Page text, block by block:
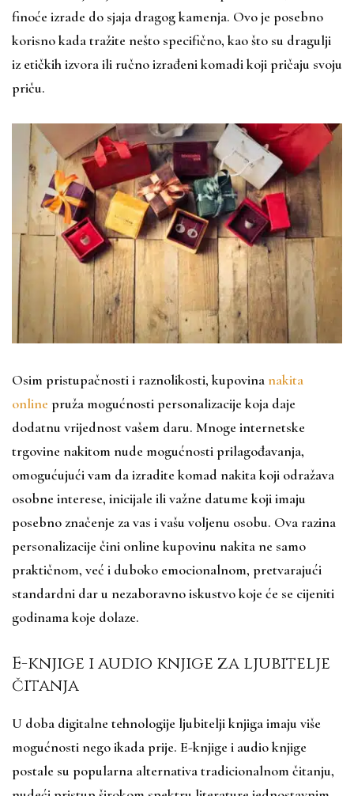
finoće izrade do sjaja dragog kamenja. Ovo je posebno
korisno kada tražite nešto specifično, kao što su dragulji
iz etičkih izvora ili ručno izrađeni komadi koji pričaju svoju
priču.
Osim pristupačnosti i raznolikosti, kupovinanakita
online pruža mogućnosti personalizacije koja daje
dodatnu vrijednost vašem daru. Mnoge internetske
trgovine nakitom nude mogućnosti prilagođavanja,
omogućujući vam da izradite komad nakita koji odražava
osobne interese, inicijale ili važne datume koji imaju
posebno značenje za vas i vašu voljenu osobu. Ova razina
personalizacije čini online kupovinu nakita ne samo
praktičnom, već i duboko emocionalnom, pretvarajući
standardni dar u nezaboravno iskustvo koje će se cijeniti
godinama koje dolaze.
E-knjige i audio knjige za ljubitelje
čitanja
U doba digitalne tehnologije ljubitelji knjiga imaju više
mogućnosti nego ikada prije. E-knjige i audio knjige
postale su popularna alternativa tradicionalnom čitanju,